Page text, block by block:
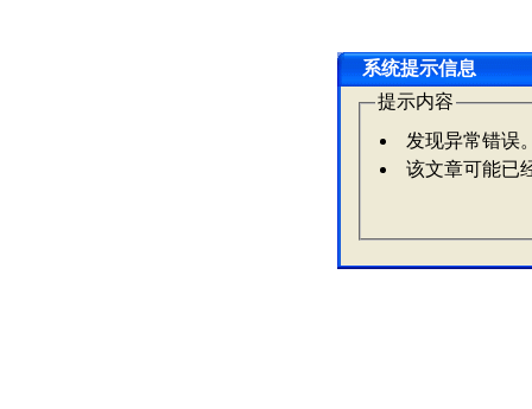
系统提示信息
提示内容
发现异常错误
该文章可能已